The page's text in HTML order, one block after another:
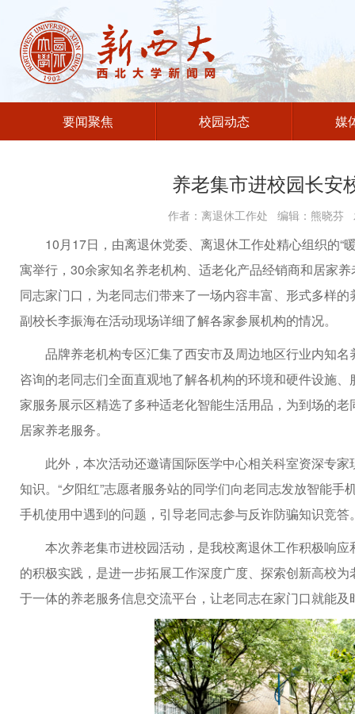
要闻聚焦 校园动态 媒
养老集市进校园长安
作者：离退休工作处 编辑：熊晓
10月17日，由离退休党委、离退休工作处精心组织的“
寓举行，30余家知名养老机构、适老化产品经销商和居家
同志家门口，为老同志们带来了一场内容丰富、形式多样
副校长李振海在活动现场详细了解各家参展机构的情况。
品牌养老机构专区汇集了西安市及周边地区行业内知
咨询的老同志们全面直观地了解各机构的环境和硬件设施
家服务展示区精选了多种适老化智能生活用品，为到场的
居家养老服务。
此外，本次活动还邀请国际医学中心相关科室资深专
知识。“夕阳红”志愿者服务站的同学们向老同志发放智能
手机使用中遇到的问题，引导老同志参与反诈防骗知识竞答
本次养老集市进校园活动，是我校离退休工作积极响
的积极实践，是进一步拓展工作深度广度、探索创新高校
于一体的养老服务信息交流平台，让老同志在家门口就能